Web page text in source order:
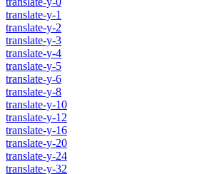
translate-y-1
translate-y-2
translate-y-3
translate-y-4
translate-y-5
translate-y-6
translate-y-8
translate-y-10
translate-y-12
translate-y-16
translate-y-20
translate-y-24
translate-y-32